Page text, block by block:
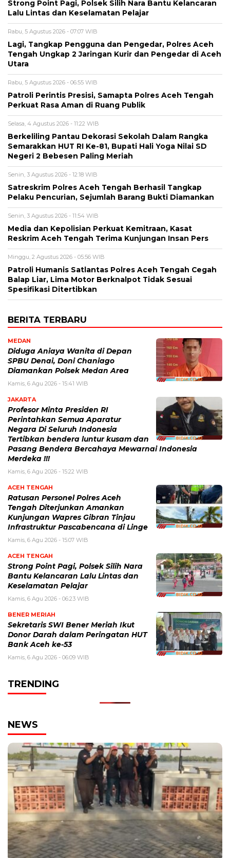
Strong Point Pagi, Polsek Silih Nara Bantu Kelancaran
Lalu Lintas dan Keselamatan Pelajar
Rabu, 5 Agustus 2026 - 07:07 WIB
Lagi, Tangkap Pengguna dan Pengedar, Polres Aceh
Tengah Ungkap 2 Jaringan Kurir dan Pengedar di Aceh
Utara
Rabu, 5 Agustus 2026 - 06:55 WIB
Patroli Perintis Presisi, Samapta Polres Aceh Tengah
Perkuat Rasa Aman di Ruang Publik
Selasa, 4 Agustus 2026 - 11:22 WIB
Berkeliling Pantau Dekorasi Sekolah Dalam Rangka
Semarakkan HUT RI Ke-81, Bupati Hali Yoga Nilai SD
Negeri 2 Bebesen Paling Meriah
Senin, 3 Agustus 2026 - 12:18 WIB
Satreskrim Polres Aceh Tengah Berhasil Tangkap
Pelaku Pencurian, Sejumlah Barang Bukti Diamankan
Senin, 3 Agustus 2026 - 11:54 WIB
Media dan Kepolisian Perkuat Kemitraan, Kasat
Reskrim Aceh Tengah Terima Kunjungan Insan Pers
Minggu, 2 Agustus 2026 - 05:56 WIB
Patroli Humanis Satlantas Polres Aceh Tengah Cegah
Balap Liar, Lima Motor Berknalpot Tidak Sesuai
Spesifikasi Ditertibkan
BERITA TERBARU
MEDAN
Diduga Aniaya Wanita di Depan
SPBU Denai, Doni Chaniago
Diamankan Polsek Medan Area
Kamis, 6 Agu 2026 - 15:41 WIB
JAKARTA
Profesor Minta Presiden RI
Perintahkan Semua Aparatur
Negara Di Seluruh Indonesia
Tertibkan bendera luntur kusam dan
Pasang Bendera Bercahaya Mewarnai Indonesia
Merdeka !!!
Kamis, 6 Agu 2026 - 15:22 WIB
ACEH TENGAH
Ratusan Personel Polres Aceh
Tengah Diterjunkan Amankan
Kunjungan Wapres Gibran Tinjau
Infrastruktur Pascabencana di Linge
Kamis, 6 Agu 2026 - 15:07 WIB
ACEH TENGAH
Strong Point Pagi, Polsek Silih Nara
Bantu Kelancaran Lalu Lintas dan
Keselamatan Pelajar
Kamis, 6 Agu 2026 - 06:23 WIB
BENER MERIAH
Sekretaris SWI Bener Meriah Ikut
Donor Darah dalam Peringatan HUT
Bank Aceh ke-53
Kamis, 6 Agu 2026 - 06:09 WIB
TRENDING
NEWS